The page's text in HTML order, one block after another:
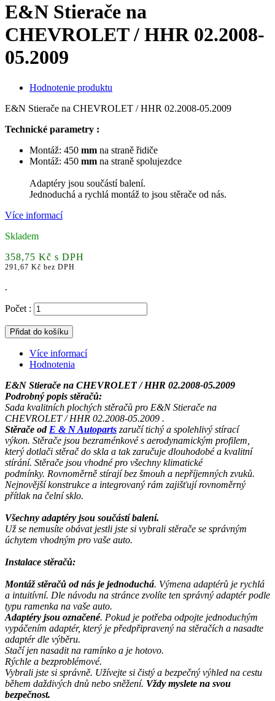
E&N Stierače na
CHEVROLET / HHR 02.2008-
05.2009
Hodnotenie produktu
E&N Stierače na CHEVROLET / HHR 02.2008-05.2009
Technické parametry :
Montáž: 450 mm na straně řidiče
Montáž: 450 mm na straně spolujezdce
Adaptéry jsou součástí balení.
Jednoduchá a rychlá montáž to jsou stěrače od nás.
Více informací
Skladem
358,75 Kč s DPH
291,67 Kč bez DPH
.
Počet :
Přidat do košíku
Více informací
Hodnotenia
E&N Stierače na CHEVROLET / HHR 02.2008-05.2009
Podrobný popis stěračů:
Sada kvalitních plochých stěračů pro E&N Stierače na
CHEVROLET / HHR 02.2008-05.2009 .
Stěrače od E & N Autoparts zaručí tichý a spolehlivý stírací
výkon. Stěrače jsou bezraménkové s aerodynamickým profilem,
který dotlači stěrač do skla a tak zaručuje dlouhodobé a kvalitní
stírání. Stěrače jsou vhodné pro všechny klimatické
podmínky. Rovnoměrně stírají bez šmouh a nepříjemných zvuků.
Nejnovější konstrukce a integrovaný rám zajišťují rovnoměrný
přítlak na čelní sklo.
Všechny adaptéry jsou součástí balení.
Už se nemusíte obávat jestli jste si vybrali stěrače se správným
úchytem vhodným pro vaše auto.
Instalace stěračů:
Montáž stěračů od nás je jednoduchá. Výmena adaptérů je rychlá
a intuitívní. Dle návodu na stránce zvolíte ten správný adaptér podle
typu ramenka na vaše auto.
Adaptéry jsou označené. Pokud je potřeba odpojte jednoduchým
vypáčením adaptér, který je předpřipravený na stěračích a nasadte
adaptér dle výběru.
Stačí jen nasadit na ramínko a je hotovo.
Rýchle a bezproblémové.
Vybrali jste si správně. Užívejte si čistý a bezpečný výhled na cestu
během daždivých dnů nebo sněžení. Vždy myslete na svou
bezpečnost.